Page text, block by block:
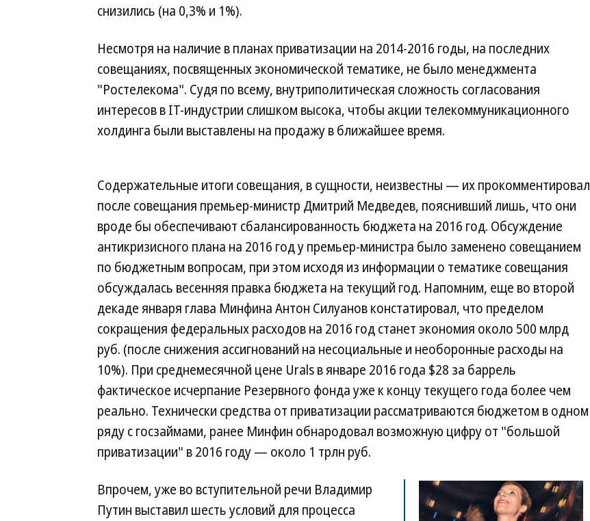
снизились (на 0,3% и 1%).
Несмотря на наличие в планах приватизации на 2014-2016 годы, на последних
совещаниях, посвященных экономической тематике, не было менеджмента
"Ростелекома". Судя по всему, внутриполитическая сложность согласования
интересов в IT-индустрии слишком высока, чтобы акции телекоммуникационного
холдинга были выставлены на продажу в ближайшее время.
Содержательные итоги совещания, в сущности, неизвестны — их прокомментировал
после совещания премьер-министр Дмитрий Медведев, пояснивший лишь, что они
вроде бы обеспечивают сбалансированность бюджета на 2016 год. Обсуждение
антикризисного плана на 2016 год у премьер-министра было заменено совещанием
по бюджетным вопросам, при этом исходя из информации о тематике совещания
обсуждалась весенняя правка бюджета на текущий год. Напомним, еще во второй
декаде января глава Минфина Антон Силуанов констатировал, что пределом
сокращения федеральных расходов на 2016 год станет экономия около 500 млрд
руб. (после снижения ассигнований на несоциальные и необоронные расходы на
10%). При среднемесячной цене Urals в январе 2016 года $28 за баррель
фактическое исчерпание Резервного фонда уже к концу текущего года более чем
реально. Технически средства от приватизации рассматриваются бюджетом в одном
ряду с госзаймами, ранее Минфин обнародовал возможную цифру от "большой
приватизации" в 2016 году — около 1 трлн руб.
Впрочем, уже во вступительной речи Владимир
Путин выставил шесть условий для процесса